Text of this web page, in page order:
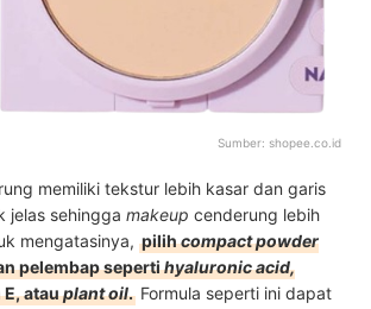
Sumber: shopee.co.id
memiliki tekstur lebih kasar dan garis
jelas sehingga makeup cenderung lebih
mengatasinya, pilihcompact powder
pelembap sepertihyaluronic acid,
E, atauplant oil. Formula seperti ini dapat